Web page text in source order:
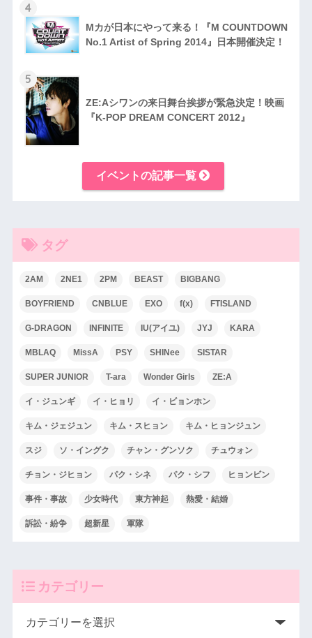
4
Mカが日本にやって来る！『M COUNTDOWN
No.1 Artist of Spring 2014』日本開催​決定！
5
ZE:Aシワンの来日舞台挨拶が緊急決定！映画
『K-POP DREAM CONCERT 2012』
イベントの記事一覧
タグ
2AM 2NE1 2PM BEAST BIGBANG
BOYFRIEND CNBLUE EXO f(x) FTISLAND
G-DRAGON INFINITE IU(アイユ) JYJ KARA
MBLAQ MissA PSY SHINee SISTAR
SUPER JUNIOR T-ara Wonder Girls ZE:A
イ・ジュンギ イ・ヒョリ イ・ビョンホン
キム・ジェジュン キム・スヒョン キム・ヒョンジュン
スジ ソ・イングク チャン・グンソク チュウォン
チョン・ジヒョン パク・シネ パク・シフ ヒョンビン
事件・事故 少女時代 東方神起 熱愛・結婚
訴訟・紛争 超新星 軍隊
カテゴリー